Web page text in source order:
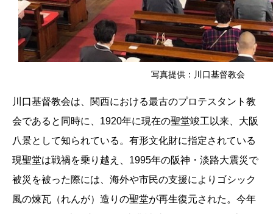
写真提供：川口基督教会
川口基督教会は、関西における最古のプロテスタント教
会であると同時に、1920年に現在の聖堂竣工以来、大阪
八景として知られている。有形文化財に指定されている
現聖堂は戦禍を乗り越え、1995年の阪神・淡路大震災で
被災を被った際には、海外や市民の支援によりゴシック
風の煉瓦（れんが）造りの聖堂が再生復元された。今年